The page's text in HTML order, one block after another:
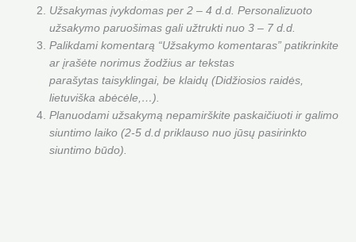
Užsakymas įvykdomas per 2 – 4 d.d. Personalizuoto
užsakymo paruošimas gali užtrukti nuo 3 – 7 d.d.
Palikdami komentarą “Užsakymo komentaras” patikrinkite
ar įrašėte norimus žodžius ar tekstas
parašytas taisyklingai, be klaidų (Didžiosios raidės,
lietuviška abėcėle,…).
Planuodami užsakymą nepamirškite paskaičiuoti ir galimo
siuntimo laiko (2-5 d.d priklauso nuo jūsų pasirinkto
siuntimo būdo).